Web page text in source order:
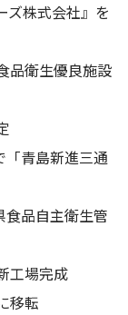
株式会社』を
衛生優良施設
島新進三通
自主衛生管
工場完成
移転